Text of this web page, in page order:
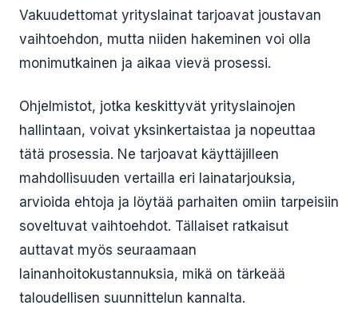
Vakuudettomat yrityslainat tarjoavat joustavan
vaihtoehdon, mutta niiden hakeminen voi olla
monimutkainen ja aikaa vievä prosessi.
Ohjelmistot, jotka keskittyvät yrityslainojen
hallintaan, voivat yksinkertaistaa ja nopeuttaa
tätä prosessia. Ne tarjoavat käyttäjilleen
mahdollisuuden vertailla eri lainatarjouksia,
arvioida ehtoja ja löytää parhaiten omiin tarpeisiin
soveltuvat vaihtoehdot. Tällaiset ratkaisut
auttavat myös seuraamaan
lainanhoitokustannuksia, mikä on tärkeää
taloudellisen suunnittelun kannalta.